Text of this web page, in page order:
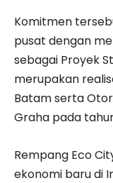
Komitmen
pusat dengan
sebagai Proyek
merupakan
Batam serta
Graha pada
Rempang Eco
ekonomi baru di